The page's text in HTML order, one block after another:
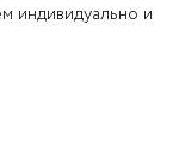
индивидуально и